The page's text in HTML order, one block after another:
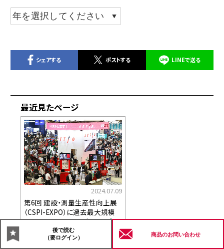
シェアする ポストする LINEで送る
後で読む
（要ログイン）
商品のお問い合わせ
最近見たページ
2024.07.09
第6回 建設・測量生産性向上展
（CSPI-EXPO）に過去最大規模
のスケールで出展。グループ企業
と共に、注目機械の展示やセミナ
ーなどを実施